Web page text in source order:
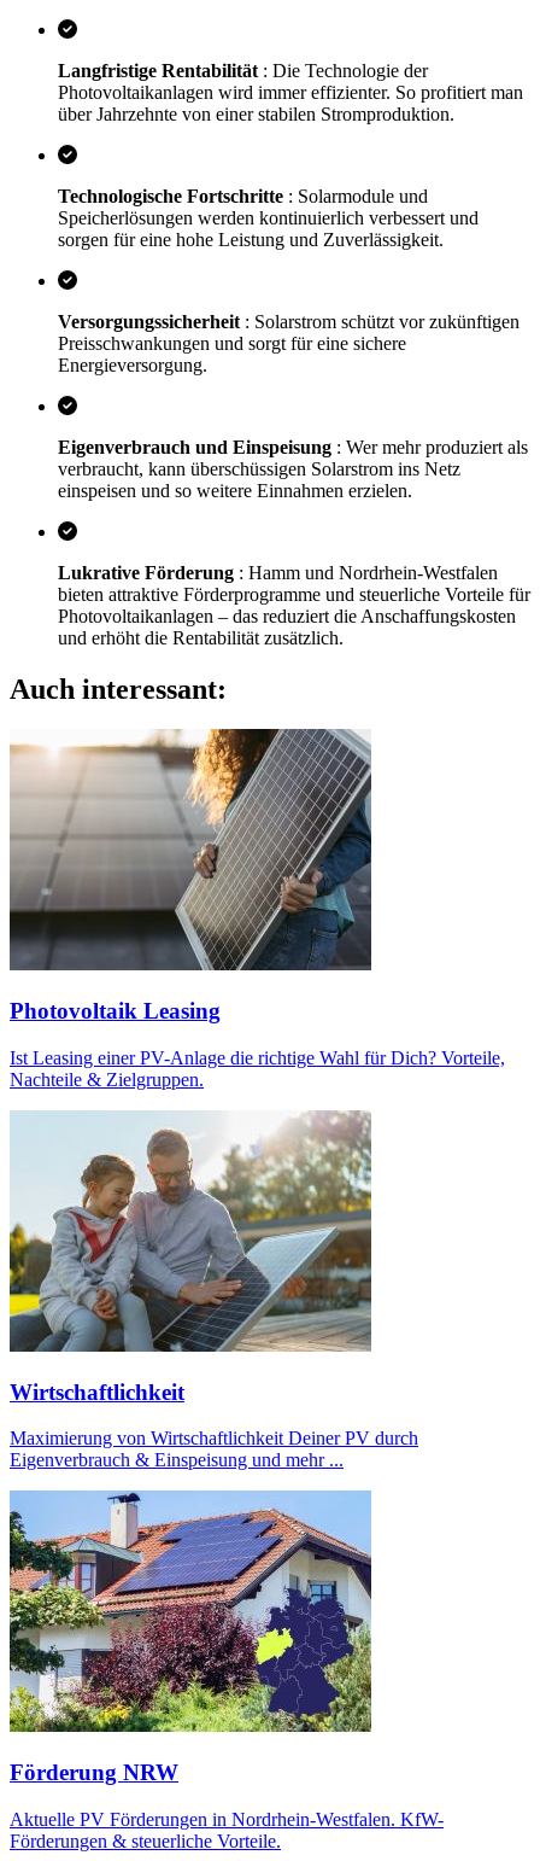
Langfristige Rentabilität : Die Technologie der
Photovoltaikanlagen wird immer effizienter. So profitiert man
über Jahrzehnte von einer stabilen Stromproduktion.
Technologische Fortschritte : Solarmodule und
Speicherlösungen werden kontinuierlich verbessert und
sorgen für eine hohe Leistung und Zuverlässigkeit.
Versorgungssicherheit : Solarstrom schützt vor zukünftigen
Preisschwankungen und sorgt für eine sichere
Energieversorgung.
Eigenverbrauch und Einspeisung : Wer mehr produziert als
verbraucht, kann überschüssigen Solarstrom ins Netz
einspeisen und so weitere Einnahmen erzielen.
Lukrative Förderung : Hamm und Nordrhein-Westfalen
bieten attraktive Förderprogramme und steuerliche Vorteile für
Photovoltaikanlagen – das reduziert die Anschaffungskosten
und erhöht die Rentabilität zusätzlich.
Auch interessant:
Photovoltaik Leasing
Ist Leasing einer PV-Anlage die richtige Wahl für Dich? Vorteile,
Nachteile & Zielgruppen.
Wirtschaftlichkeit
Maximierung von Wirtschaftlichkeit Deiner PV durch
Eigenverbrauch & Einspeisung und mehr ...
Förderung NRW
Aktuelle PV Förderungen in Nordrhein-Westfalen. KfW-
Förderungen & steuerliche Vorteile.